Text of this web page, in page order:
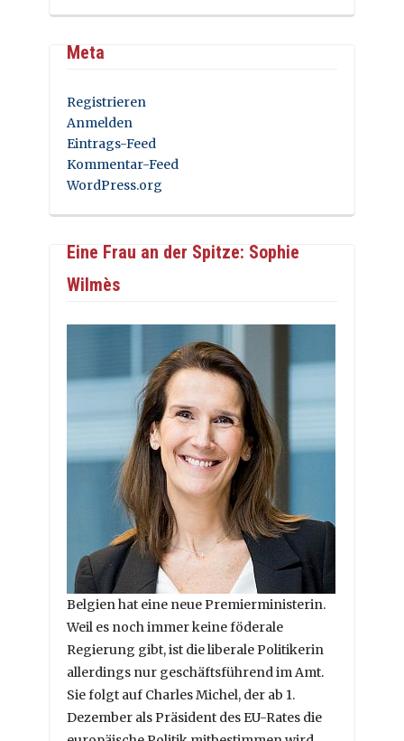
Meta
Registrieren
Anmelden
Eintrags-Feed
Kommentar-Feed
WordPress.org
Eine Frau an der Spitze: Sophie
Wilmès
Belgien hat eine neue Premierministerin.
Weil es noch immer keine föderale
Regierung gibt, ist die liberale Politikerin
allerdings nur geschäftsführend im Amt.
Sie folgt auf Charles Michel, der ab 1.
Dezember als Präsident des EU-Rates die